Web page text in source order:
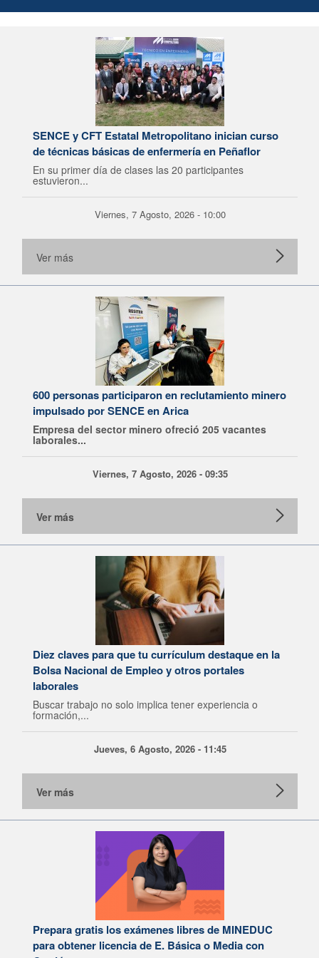
SENCE y CFT Estatal Metropolitano inician curso
de técnicas básicas de enfermería en Peñaflor
En su primer día de clases las 20 participantes
estuvieron...
Viernes, 7 Agosto, 2026 - 10:00
Ver más
600 personas participaron en reclutamiento minero
impulsado por SENCE en Arica
Empresa del sector minero ofreció 205 vacantes
laborales...
Viernes, 7 Agosto, 2026 - 09:35
Ver más
Diez claves para que tu currículum destaque en la
Bolsa Nacional de Empleo y otros portales
laborales
Buscar trabajo no solo implica tener experiencia o
formación,...
Jueves, 6 Agosto, 2026 - 11:45
Ver más
Prepara gratis los exámenes libres de MINEDUC
para obtener licencia de E. Básica o Media con